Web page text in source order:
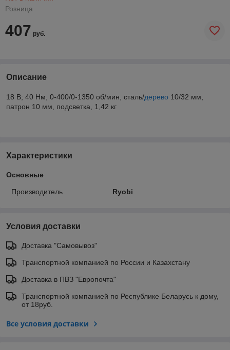
Розница
407 руб.
Описание
18 В; 40 Нм, 0-400/0-1350 об/мин, сталь/дерево 10/32 мм,
патрон 10 мм, подсветка, 1,42 кг
Характеристики
Основные
Производитель Ryobi
Условия доставки
Доставка "Самовывоз"
Транспортной компанией по России и Казахстану
Доставка в ПВЗ "Европочта"
Транспортной компанией по Республике Беларусь к дому,
от 18руб.
Все условия доставки